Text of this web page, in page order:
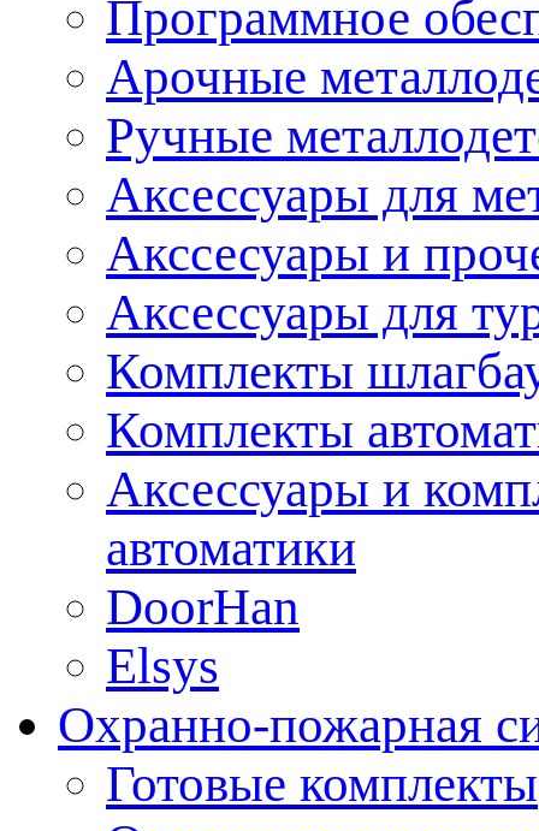
Программное
Арочные
Ручные
Аксессуары для
Акссесуары и
Аксессуары для
Комплекты
Комплекты
Аксессуары и
автоматики
DoorHan
Elsys
Охранно-пожарная
Готовые комплекты